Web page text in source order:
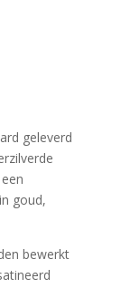
geleverd
goud,
bewerkt